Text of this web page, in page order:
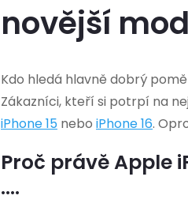
novější
Kdo hledá hlavně dobrý
Zákazníci, kteří si potrpí na
iPhone 15 nebo iPhone 16.
Proč právě Apple
....